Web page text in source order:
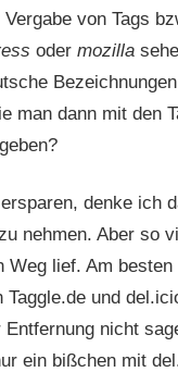
von Tags
oder mozilla
man dann mit den
denke ich
nehmen. Aber so
Weg lief. Am
und
nicht
ein bißchen mit